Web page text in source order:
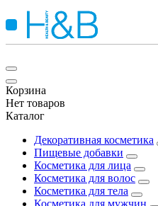
Корзина
Нет товаров
Каталог
Декоративная косметика
Пищевые добавки
Косметика для лица
Косметика для волос
Косметика для тела
Косметика для мужчин